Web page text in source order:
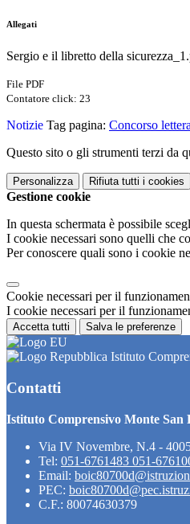
Allegati
Sergio e il libretto della
File PDF
Contatore click: 23
Notizie Tag pagina: Concorso
Questo sito o gli strumenti terzi da
Personalizza Rifiuta tutti i cookies
Gestione cookie
In questa schermata è possibile
I cookie necessari sono quelli che
Per conoscere quali sono i cookie
Cookie necessari per il
I cookie necessari per il
Accetta tutti Salva le preferenze
Istituto
Contatti
Istituto Comprensivo Monte San
Via IV Novembre, N.4 -
Tel: 051-6761483 051-
Email:
PEC:
C.F.: 80074630379